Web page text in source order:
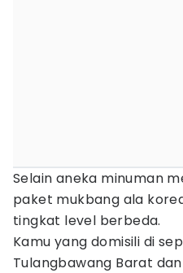
Selain aneka minuman
paket mukbang ala
tingkat level berbeda.
Kamu yang domisili di
Tulangbawang Barat